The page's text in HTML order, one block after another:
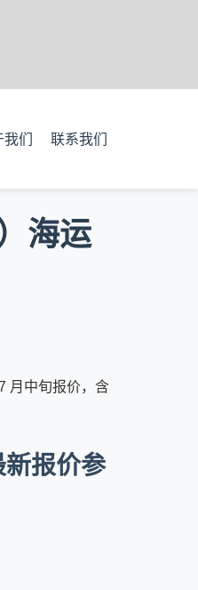
们 联系我们
海运
月中旬报价，含
报价参